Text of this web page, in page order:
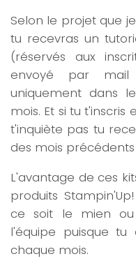
Selon le projet que
tu recevras un
(réservés aux
envoyé par mail
uniquement dans
mois. Et si tu
t'inquiète pas tu
des mois
L'avantage de ces
produits
ce soit le mien
l'équipe puisque tu
chaque mois.